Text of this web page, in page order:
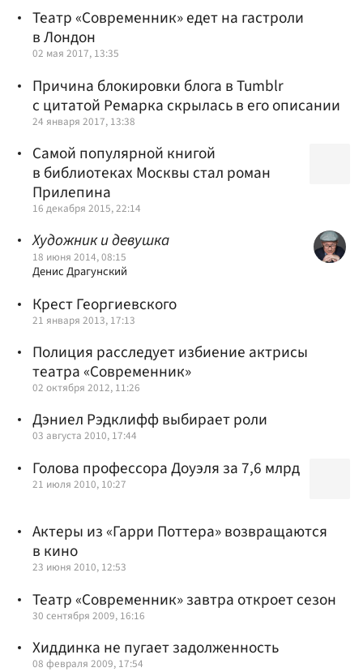
Театр «Современник» едет на гастроли
в Лондон
02 мая 2017, 13:35
Причина блокировки блога в Tumblr
с цитатой Ремарка скрылась в его описании
24 января 2017, 13:38
Самой популярной книгой
в библиотеках Москвы стал роман
Прилепина
16 декабря 2015, 22:14
Художник и девушка
18 июня 2014, 08:15
Денис Драгунский
Крест Георгиевского
21 января 2013, 17:13
Полиция расследует избиение актрисы
театра «Современник»
02 октября 2012, 11:26
Дэниел Рэдклифф выбирает роли
03 августа 2010, 17:44
Голова профессора Доуэля за 7,6 млрд
21 июля 2010, 10:27
Актеры из «Гарри Поттера» возвращаются
в кино
23 июня 2010, 12:53
Театр «Современник» завтра откроет сезон
30 сентября 2009, 16:16
Хиддинка не пугает задолженность
08 февраля 2009, 17:54